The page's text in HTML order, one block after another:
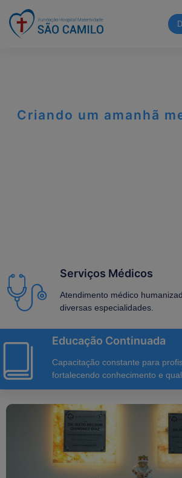
Criando um amanhã
Serviços Médicos
Atendimento médico
diversas especialidades.
Educação Continuada
Capacitação constante para
fortalecendo conhecimento e